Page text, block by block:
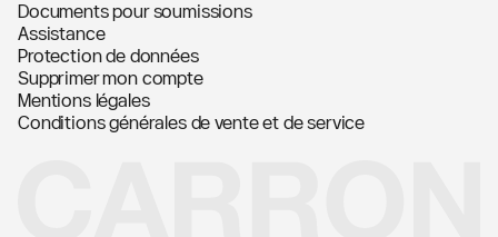
Documents pour soumissions
Assistance
Protection de données
Supprimer mon compte
Mentions légales
Conditions générales de vente et de service